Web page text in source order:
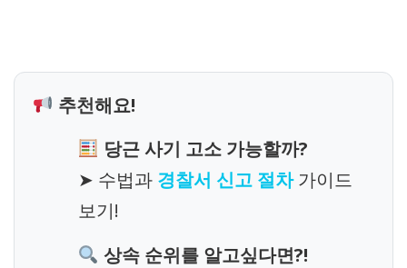
추천해요!
당근 사기 고소 가능할까?
➤ 수법과 경찰서 신고 절차가이드
보기!
상속 순위를 알고싶다면?!